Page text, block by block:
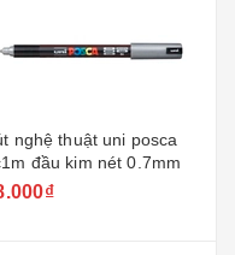
nghệ thuật uni posca
đầu kim nét 0.7mm